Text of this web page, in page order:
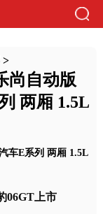
>
尚自动版
两厢 1.5L
车E系列 两厢 1.5L
06GT上市